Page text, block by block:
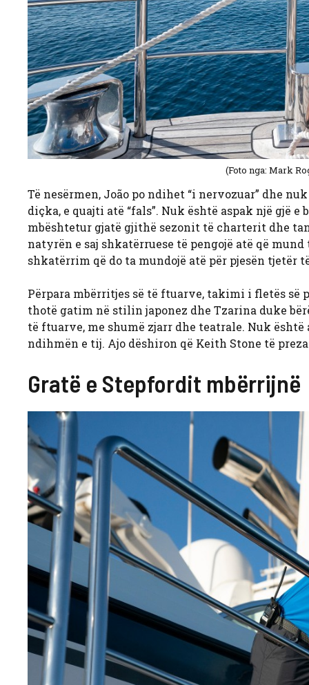
(Foto nga: Mark
Të nesërmen, João po ndihet “i nervozuar” dhe
diçka, e quajti atë “fals”. Nuk është aspak një gjë
mbështetur gjatë gjithë sezonit të charterit dhe
natyrën e saj shkatërruese të pengojë atë që
shkatërrim që do ta mundojë atë për pjesën tjetër
Përpara mbërritjes së të ftuarve, takimi i fletës së
thotë gatim në stilin japonez dhe Tzarina duke
të ftuarve, me shumë zjarr dhe teatrale. Nuk
ndihmën e tij. Ajo dëshiron që Keith Stone të
Gratë e Stepfordit mbërrijnë